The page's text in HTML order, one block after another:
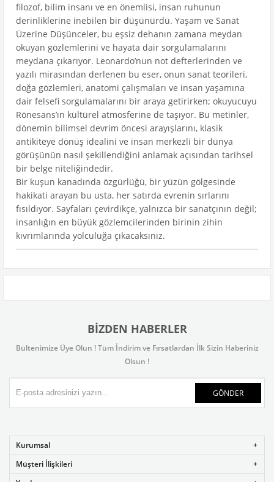
filozof, bilim insanı ve en önemlisi, insan ruhunun
derinliklerine inebilen bir düşünürdü. Yaşam ve Sanat
Üzerine Düşünceler, bu eşsiz dehanın zamana meydan
okuyan gözlemlerini ve hayata dair sorgulamalarını
meydana çıkarıyor. Leonardo’nun not defterlerinden ve
yazılı mirasından derlenen bu eser, onun sanat teorileri,
doğa gözlemleri, anatomi çalışmaları ve insan yaşamına
dair felsefi sorgulamalarını bir araya getirirken; okuyucuyu
Rönesans’ın kültürel atmosferine de taşıyor. Bu metinler,
dönemin bilimsel devrim öncesi arayışlarını, klasik
antikiteye dönüş idealini ve insan merkezli bir dünya
görüşünün nasıl şekillendiğini anlamak açısından tarihsel
bir belge niteliğindedir.
Bir kuşun kanadında özgürlüğü, bir yüzün gölgesinde
hakikati arayan bu usta, her satırda evrenin sırlarını
fısıldıyor. Sayfaları çevirdikçe, yalnızca bir sanatçının değil;
insanlığın en büyük gözlemcilerinden birinin zihin
kıvrımlarında yolculuğa çıkacaksınız.
BIZDEN HABERLER
Bültenimize Üye Olun ! Tüm İndirim ve Fırsatlardan İlk Sizin Haberiniz
Olsun !
GÖNDER
Kurumsal
Müşteri İlişkileri